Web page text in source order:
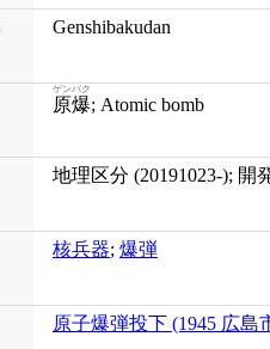
Genshibakudan
原爆
ゲンバク
; Atomic bomb
地理区分 (20191023-); 開
核兵器; 爆弾
原子爆弾投下 (1945 広島